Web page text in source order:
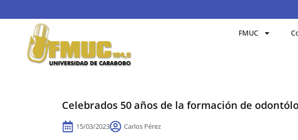
FMUC
Celebrados 50 años de la formación de
15/03/2023 Carlos Pérez